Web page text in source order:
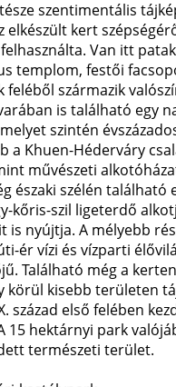
szentimentális
elkészült kert
Van itt
templom, festői
feléből származik
is található egy
szintén
a Khuen-Héderváry
művészeti
északi szélén
kőris-szil ligeterdő
is nyújtja. A mélyebb
ér vízi és vízparti
Található még a
körül kisebb területen
század első felében
15 hektárnyi park
természeti terület.